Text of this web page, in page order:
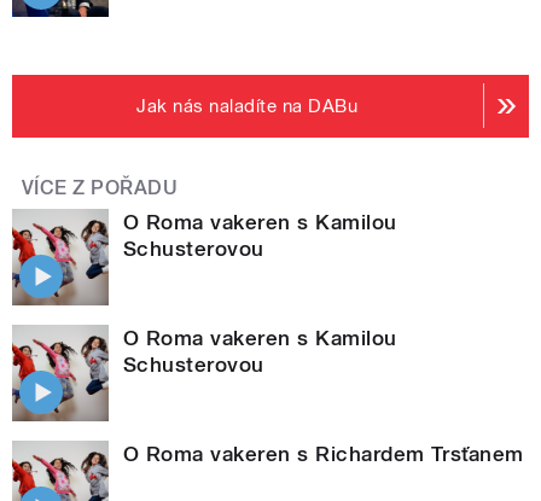
Jak nás naladíte na DABu
VÍCE Z POŘADU
O Roma vakeren s Kamilou
Schusterovou
O Roma vakeren s Kamilou
Schusterovou
O Roma vakeren s Richardem Trsťanem